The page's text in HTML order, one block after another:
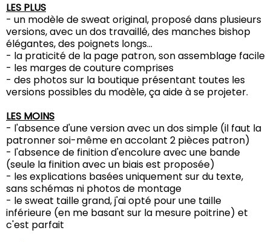
LES PLUS
- un modèle de sweat original, proposé dans plusieurs
versions, avec un dos travaillé, des manches bishop
élégantes, des poignets longs...
- la praticité de la page patron, son assemblage facile
- les marges de couture comprises
- des photos sur la boutique présentant toutes les
versions possibles du modèle, ça aide à se projeter.
LES MOINS
- l'absence d'une version avec un dos simple (il faut la
patronner soi-même en accolant 2 pièces patron)
- l'absence de finition d'encolure avec une bande
(seule la finition avec un biais est proposée)
- les explications basées uniquement sur du texte,
sans schémas ni photos de montage
- le sweat taille grand, j'ai opté pour une taille
inférieure (en me basant sur la mesure poitrine) et
c'est parfait